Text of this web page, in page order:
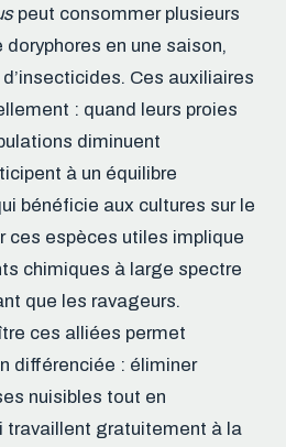
peut consommer plusieurs
en une saison,
Ces auxiliaires
: quand leurs proies
diminuent
à un équilibre
bénéficie aux cultures sur le
ces espèces utiles implique
chimiques à large spectre
que les ravageurs.
ces alliées permet
différenciée : éliminer
nuisibles tout en
travaillent gratuitement à la